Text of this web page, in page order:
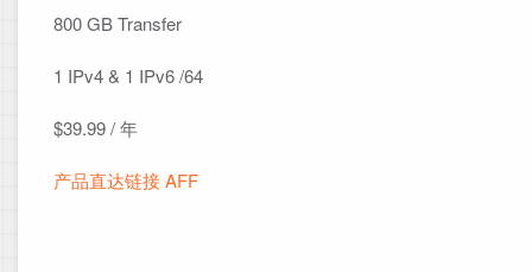
800 GB Transfer
1 IPv4 & 1 IPv6 /64
$39.99 / 年
产品直达链接 AFF